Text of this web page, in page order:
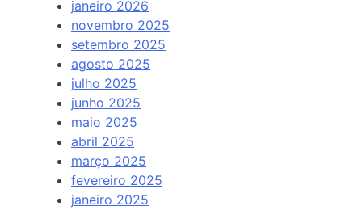
janeiro 2026
novembro 2025
setembro 2025
agosto 2025
julho 2025
junho 2025
maio 2025
abril 2025
março 2025
fevereiro 2025
janeiro 2025